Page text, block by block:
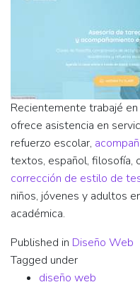
Recientemente trabajé
ofrece asistencia en
refuerzo escolar,
textos, español, filosofía,
corrección de estilo de
niños, jóvenes y adultos
académica.
Published in Diseño Web
Tagged under
diseño web